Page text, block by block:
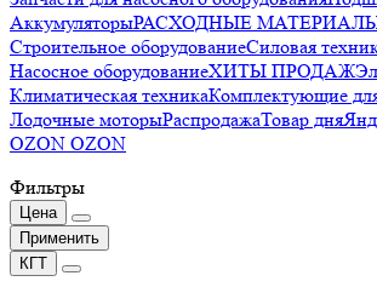
АккумуляторыРАСХОДНЫЕ
Строительное оборудованиеСиловая
Насосное оборудованиеХИТЫ ПРОДАЖ
Климатическая техникаКомплектующие
Лодочные моторыРаспродажаТовар дня
OZON OZON
Фильтры
Цена
Применить
КГТ